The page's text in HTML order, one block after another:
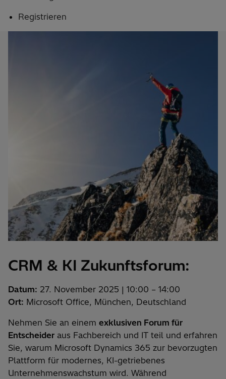
Registrieren
CRM & KI Zukunftsforum:
Datum: 27. November 2025 | 10:00 – 14:00
Ort: Microsoft Office, München, Deutschland
Nehmen Sie an einem exklusiven Forum für
Entscheider aus Fachbereich und IT teil und erfahren
Sie, warum Microsoft Dynamics 365 zur bevorzugten
Plattform für modernes, KI-getriebenes
Unternehmenswachstum wird. Während